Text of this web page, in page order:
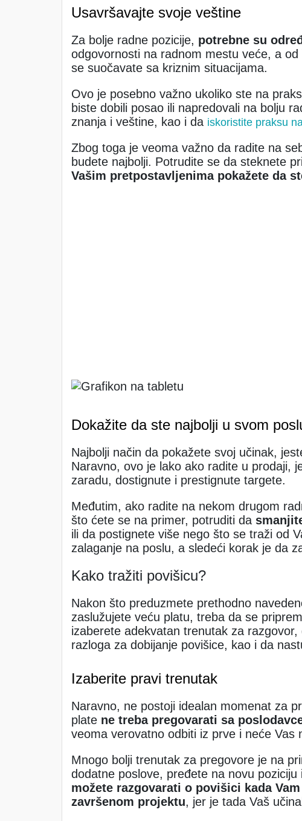
Usavršavajte svoje veštine
Za bolje radne pozicije, potrebne su
odgovornosti na radnom mestu veće, a
se suočavate sa kriznim situacijama.
Ovo je posebno važno ukoliko ste na
biste dobili posao ili napredovali na bolju
znanja i veštine, kao i da iskoristite praksu
Zbog toga je veoma važno da radite na
budete najbolji. Potrudite se da steknete
Vašim pretpostavljenima pokažete da
Dokažite da ste najbolji u svom
Najbolji način da pokažete svoj učinak,
Naravno, ovo je lako ako radite u prodaji,
zaradu, dostignute i prestignute targete.
Međutim, ako radite na nekom drugom
što ćete se na primer, potruditi da
ili da postignete više nego što se traži od
zalaganje na poslu, a sledeći korak je da
Kako tražiti povišicu?
Nakon što preduzmete prethodno
zaslužujete veću platu, treba da se
izaberete adekvatan trenutak za
razloga za dobijanje povišice, kao i da
Izaberite pravi trenutak
Naravno, ne postoji idealan momenat za
plate ne treba pregovarati sa
veoma verovatno odbiti iz prve i neće Vas
Mnogo bolji trenutak za pregovore je na
dodatne poslove, pređete na novu
možete razgovarati o povišici kada
završenom projektu, jer je tada Vaš